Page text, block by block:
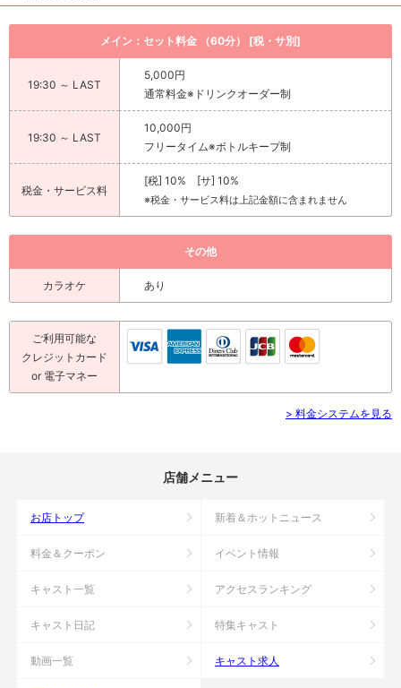
メイン：セット料金 （60分） [税・サ別]
19:30 ～ LAST
5,000円
通常料金※ドリンクオーダー制
19:30 ～ LAST
10,000円
フリータイム※ボトルキープ制
税金・サービス料
[税] 10% [サ] 10%
※税金・サービス料は上記金額に含まれません
その他
カラオケ あり
ご利用可能な
クレジットカード
or 電子マネー
> 料金システムを見る
店舗メニュー
お店トップ 新着＆ホットニュース
料金＆クーポン イベント情報
キャスト一覧 アクセスランキング
キャスト日記 特集キャスト
動画一覧 キャスト求人